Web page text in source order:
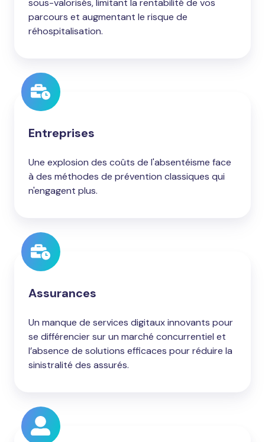
sous-valorisés, limitant la rentabilité de vos
parcours et augmentant le risque de
réhospitalisation.
Entreprises
Une explosion des coûts de l'absentéisme face
à des méthodes de prévention classiques qui
n'engagent plus.
Assurances
Un manque de services digitaux innovants pour
se différencier sur un marché concurrentiel et
l’absence de solutions efficaces pour réduire la
sinistralité des assurés.